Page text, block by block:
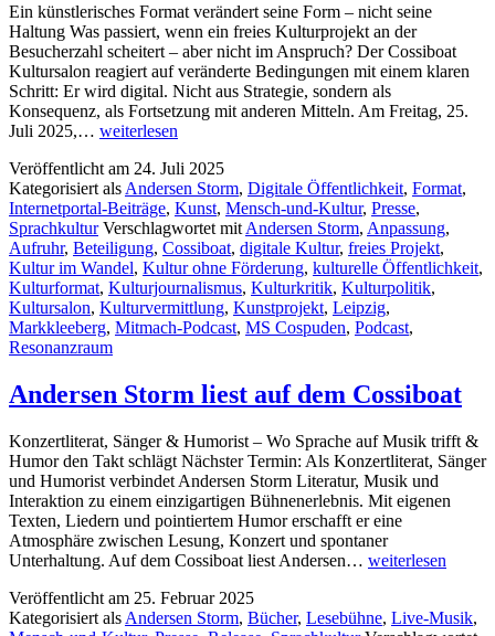
Ein künstlerisches Format verändert seine Form – nicht seine
Haltung Was passiert, wenn ein freies Kulturprojekt an der
Besucherzahl scheitert – aber nicht im Anspruch? Der Cossiboat
Kultursalon reagiert auf veränderte Bedingungen mit einem klaren
Schritt: Er wird digital. Nicht aus Strategie, sondern als
Konsequenz, als Fortsetzung mit anderen Mitteln. Am Freitag, 25.
Juli 2025,… Digital:
Cossiboat
Kultursalon
geht
auf
Sendung
weiterlesen
Veröffentlicht am 24. Juli 2025
Kategorisiert als Andersen Storm, Digitale Öffentlichkeit, Format,
Internetportal-Beiträge, Kunst, Mensch-und-Kultur, Presse,
Sprachkultur Verschlagwortet mit Andersen Storm, Anpassung,
Aufruhr, Beteiligung, Cossiboat, digitale Kultur, freies Projekt,
Kultur im Wandel, Kultur ohne Förderung, kulturelle Öffentlichkeit,
Kulturformat, Kulturjournalismus, Kulturkritik, Kulturpolitik,
Kultursalon, Kulturvermittlung, Kunstprojekt, Leipzig,
Markkleeberg, Mitmach-Podcast, MS Cospuden, Podcast,
Resonanzraum
Andersen Storm liest auf dem Cossiboat
Konzertliterat, Sänger & Humorist – Wo Sprache auf Musik trifft &
Humor den Takt schlägt Nächster Termin: Als Konzertliterat, Sänger
und Humorist verbindet Andersen Storm Literatur, Musik und
Interaktion zu einem einzigartigen Bühnenerlebnis. Mit eigenen
Texten, Liedern und pointiertem Humor erschafft er eine
Atmosphäre zwischen Lesung, Konzert und spontaner
Unterhaltung. Auf dem Cossiboat liest Andersen… Andersen
auf
weiterlesen
Veröffentlicht am 25. Februar 2025
Kategorisiert als Andersen Storm, Bücher, Lesebühne, Live-Musik,